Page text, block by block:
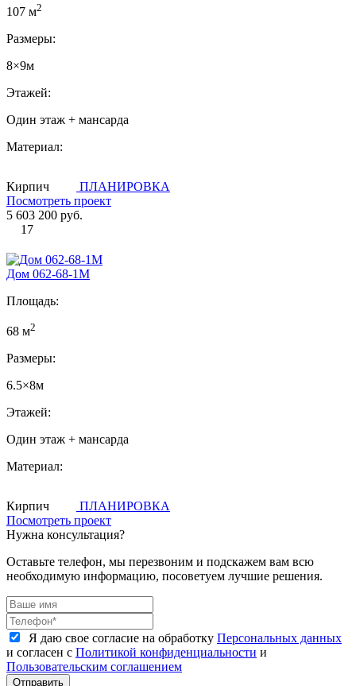
107 м2
Размеры:
8×9м
Этажей:
Один этаж + мансарда
Материал:
Кирпич
ПЛАНИРОВКА
Посмотреть проект
5 603 200 руб.
17
Дом 062-68-1М
Площадь:
68 м2
Размеры:
6.5×8м
Этажей:
Один этаж + мансарда
Материал:
Кирпич
ПЛАНИРОВКА
Посмотреть проект
Нужна консультация?
Оставьте телефон, мы перезвоним и подскажем вам всю
необходимую информацию, посоветуем лучшие решения.
Я даю свое согласие на обработку Персональных данных
и согласен с Политикой конфиденциальности и
Пользовательским соглашением
Отправить